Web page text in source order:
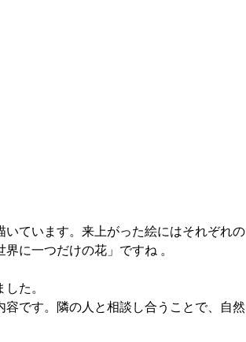
ています。来上がった絵にはそれぞれの
に一つだけの花」ですね 。
た。
容です。隣の人と相談し合うことで、自然